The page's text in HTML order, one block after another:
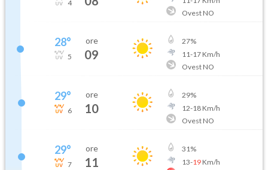
4
Ovest NO
28°
5
ore
09
27%
11-17Km/h
Ovest NO
29°
6
ore
10
29%
12-18Km/h
Ovest NO
29°
7
ore
11
31%
13-19Km/h